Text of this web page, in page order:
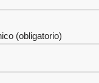
(obligatorio)